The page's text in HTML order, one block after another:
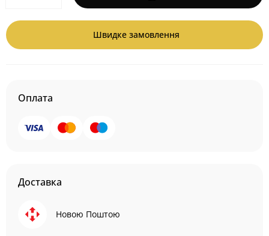
Швидке замовлення
Оплата
Доставка
Новою Поштою